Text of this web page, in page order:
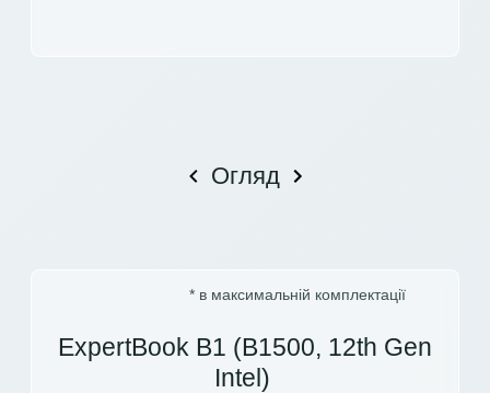
Огляд
* в максимальній комплектації
ExpertBook B1 (B1500, 12th Gen
Intel) ​